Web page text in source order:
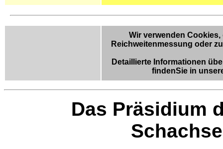
Wir verwenden
Reichweitenmessung oder
Detaillierte Informationen
findenSie in
Das Präsidium